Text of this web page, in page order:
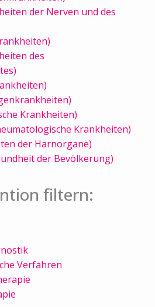
der Nerven und des
des
Krankheiten)
Krankheiten)
der Harnorgane)
der Bevölkerung)
filtern:
Verfahren